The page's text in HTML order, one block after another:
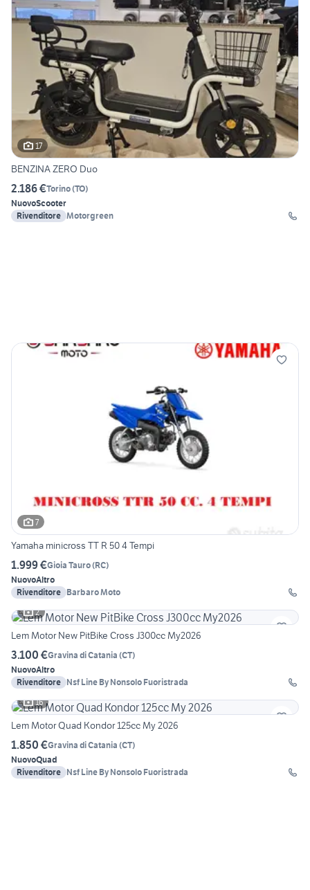
17
BENZINA ZERO Duo
2.186 €Torino(TO)
NuovoScooter
Rivenditore Motorgreen
7
Yamaha minicross TT R 50 4 Tempi
1.999 €Gioia Tauro(RC)
NuovoAltro
Rivenditore Barbaro Moto
2
Lem Motor New PitBike Cross J300cc My2026
3.100 €Gravina di Catania (CT)
NuovoAltro
Rivenditore Nsf Line By Nonsolo Fuoristrada
16
Lem Motor Quad Kondor 125cc My 2026
1.850 €Gravina di Catania (CT)
NuovoQuad
Rivenditore Nsf Line By Nonsolo Fuoristrada